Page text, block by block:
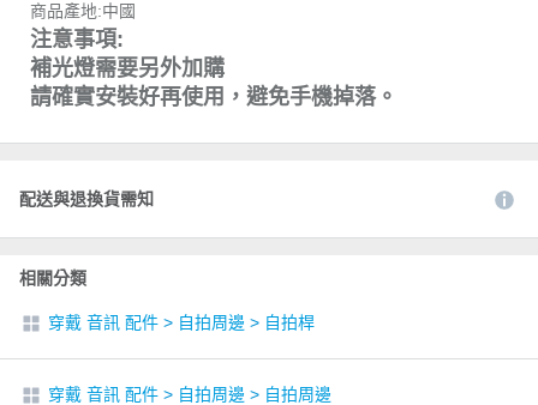
商品產地:中國
注意事項:
補光燈需要另外加購
請確實安裝好再使用，避免手機掉落。
配送與退換貨需知
相關分類
穿戴 音訊 配件 > 自拍周邊 > 自拍桿
穿戴 音訊 配件 > 自拍周邊 > 自拍周邊